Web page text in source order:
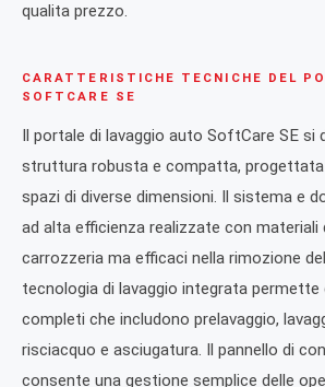
qualita prezzo.
CARATTERISTICHE TECNICHE DEL
SOFTCARE SE
Il portale di lavaggio auto SoftCare SE si
struttura robusta e compatta,
spazi di diverse dimensioni. Il sistema e
ad alta efficienza realizzate con materiali
carrozzeria ma efficaci nella rimozione
tecnologia di lavaggio integrata permette
completi che includono prelavaggio,
risciacquo e asciugatura. Il pannello di
consente una gestione semplice delle